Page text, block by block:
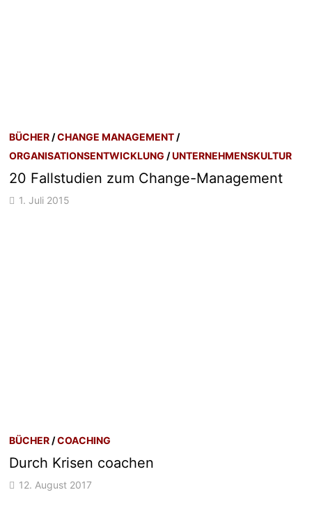
BÜCHER /CHANGE MANAGEMENT /
ORGANISATIONSENTWICKLUNG /UNTERNEHMENSKULTUR
20 Fallstudien zum Change-Management
1. Juli 2015
BÜCHER /COACHING
Durch Krisen coachen
12. August 2017